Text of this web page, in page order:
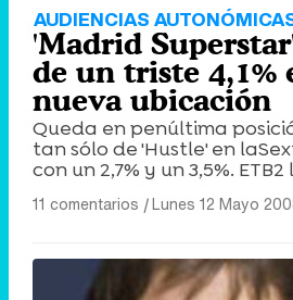
AUDIENCIAS
'Madrid
de un triste 4,1%
nueva ubicación
Queda en penúltima
tan sólo de 'Hustle' en
con un 2,7% y un 3,5%.
11 comentarios |Lunes 12 Mayo